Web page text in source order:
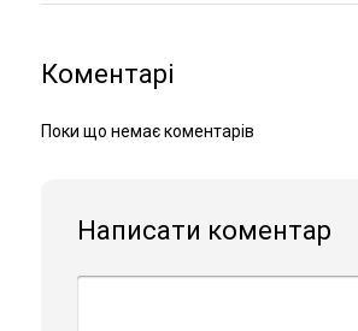
Коментарі
Поки що немає коментарів
Написати коментар